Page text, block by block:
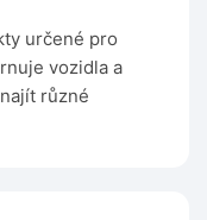
určené pro
vozidla a
různé